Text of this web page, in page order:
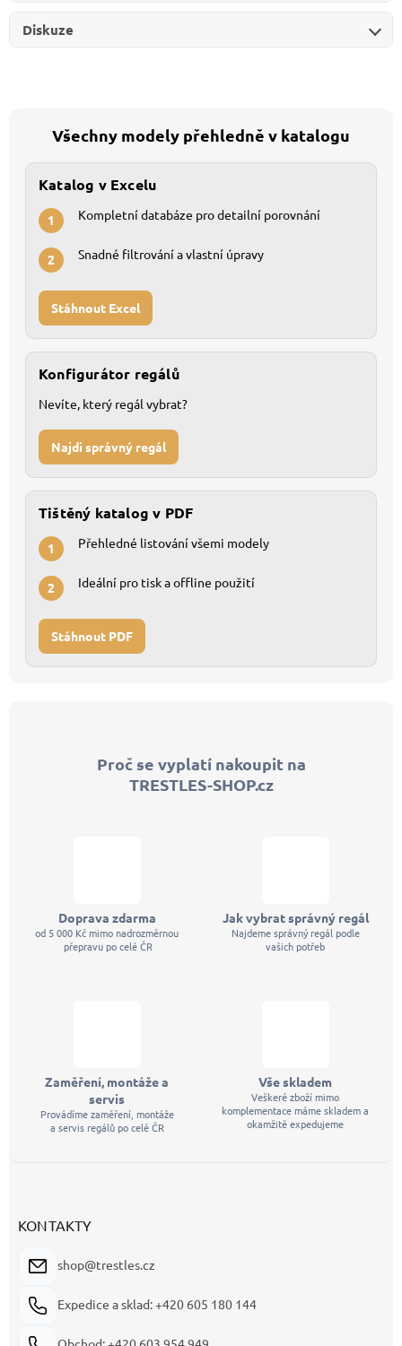
Diskuze
Všechny modely přehledně v katalogu
Katalog v Excelu
1 Kompletní databáze pro detailní porovnání
2 Snadné filtrování a vlastní úpravy
Stáhnout Excel
Konfigurátor regálů
Nevíte, který regál vybrat?
Najdi správný regál
Tištěný katalog v PDF
1 Přehledné listování všemi modely
2 Ideální pro tisk a offline použití
Stáhnout PDF
Proč se vyplatí nakoupit na
TRESTLES-SHOP.cz
Doprava zdarma
od 5 000 Kč mimo nadrozměrnou
přepravu po celé ČR
Jak vybrat správný regál
Najdeme správný regál podle
vašich potřeb
Zaměření, montáže a
servis
Provádíme zaměření, montáže
a servis regálů po celé ČR
Vše skladem
Veškeré zboží mimo
komplementace máme skladem a
okamžitě expedujeme
KONTAKTY
shop@trestles.cz
Expedice a sklad: +420 605 180 144